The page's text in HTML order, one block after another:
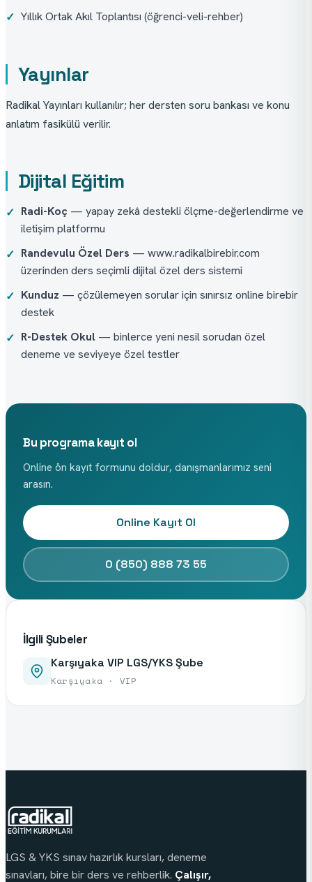
✓ Yıllık Ortak Akıl Toplantısı (öğrenci-veli-rehber)
Yayınlar
Radikal Yayınları kullanılır; her dersten soru bankası ve konu
anlatım fasikülü verilir.
Dijital Eğitim
✓ Radi-Koç — yapay zekâ destekli ölçme-değerlendirme ve
iletişim platformu
✓ Randevulu Özel Ders — www.radikalbirebir.com
üzerinden ders seçimli dijital özel ders sistemi
✓ Kunduz — çözülemeyen sorular için sınırsız online birebir
destek
✓ R-Destek Okul — binlerce yeni nesil sorudan özel
deneme ve seviyeye özel testler
Bu programa kayıt ol
Online ön kayıt formunu doldur, danışmanlarımız seni
arasın.
Online Kayıt Ol
0 (850) 888 73 55
İlgili Şubeler
Karşıyaka VIP LGS/YKS Şube
Karşıyaka · VIP
LGS & YKS sınav hazırlık kursları, deneme
sınavları, bire bir ders ve rehberlik. Çalışır,